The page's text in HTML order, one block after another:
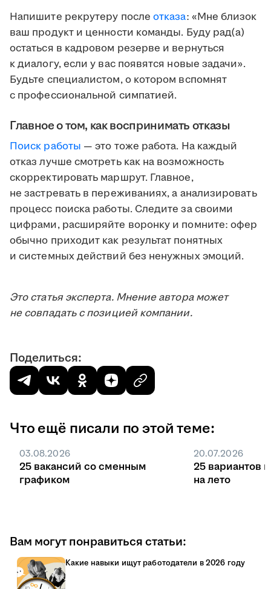
Напишите рекрутеру послеотказа: «Мне близок
ваш продукт и ценности команды. Буду рад(а)
остаться в кадровом резерве и вернуться
к диалогу, если у вас появятся новые задачи».
Будьте специалистом, о котором вспомнят
с профессиональной симпатией.
Главное о том, как воспринимать отказы
Поиск работы — это тоже работа. На каждый
отказ лучше смотреть как на возможность
скорректировать маршрут. Главное,
не застревать в переживаниях, а анализировать
процесс поиска работы. Следите за своими
цифрами, расширяйте воронку и помните: офер
обычно приходит как результат понятных
и системных действий без ненужных эмоций.
Это статья эксперта. Мнение автора может
не совпадать с позицией компании.
Поделиться:
Что ещё писали по этой теме:
03.08.2026
25 вакансий со сменным
графиком
20.07.2026
25 вариантов
на лето
Вам могут понравиться статьи:
Какие навыки ищут работодатели в 2026 году